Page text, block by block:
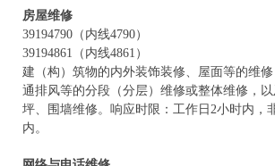
房屋维修
39194790（内线4790）
39194861（内线4861）
建（构）筑物的内外装饰装修、屋面等的维修
通排风等的分段（分层）维修或整体维修，
坪、围墙维修。响应时限：工作日2小时内，
内。